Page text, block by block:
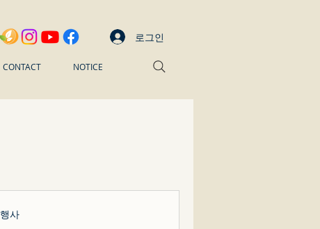
로그인
CONTACT NOTICE
행사